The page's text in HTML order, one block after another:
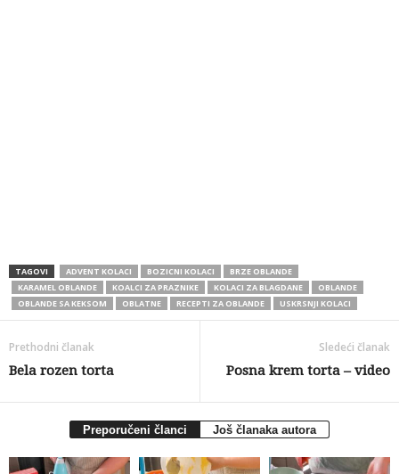
TAGOVI ADVENT KOLACI BOZICNI KOLACI
BRZE OBLANDE
KARAMEL OBLANDE
KOALCI ZA PRAZNIKE KOLACI ZA BLAGDANE
OBLANDE
OBLANDE SA KEKSOM
OBLATNE RECEPTI ZA OBLANDE USKRSNJI KOLACI
Prethodni članak
Bela rozen torta
Sledeći članak
Posna krem torta – video
Preporučeni članci Još članaka autora